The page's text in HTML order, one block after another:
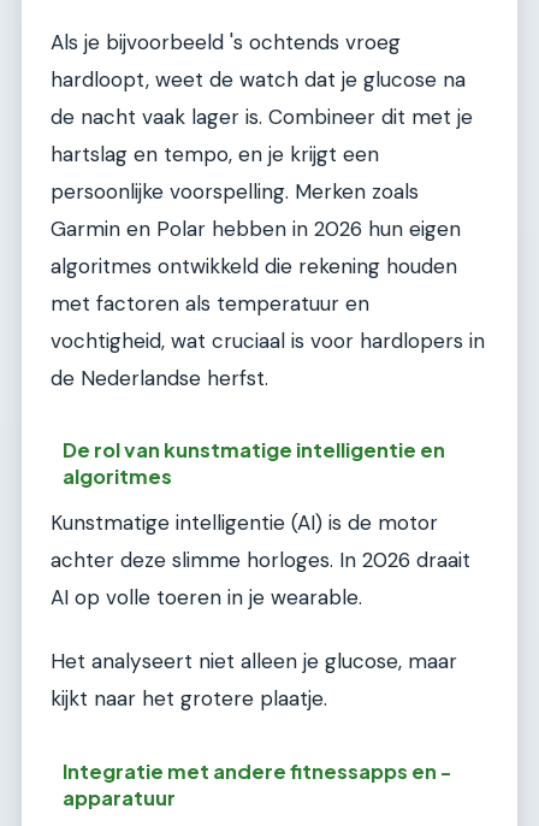
Als je bijvoorbeeld 's ochtends vroeg
hardloopt, weet de watch dat je glucose na
de nacht vaak lager is. Combineer dit met je
hartslag en tempo, en je krijgt een
persoonlijke voorspelling. Merken zoals
Garmin en Polar hebben in 2026 hun eigen
algoritmes ontwikkeld die rekening houden
met factoren als temperatuur en
vochtigheid, wat cruciaal is voor hardlopers in
de Nederlandse herfst.
De rol van kunstmatige intelligentie en
algoritmes
Kunstmatige intelligentie (AI) is de motor
achter deze slimme horloges. In 2026 draait
AI op volle toeren in je wearable.
Het analyseert niet alleen je glucose, maar
kijkt naar het grotere plaatje.
Integratie met andere fitnessapps en -
apparatuur